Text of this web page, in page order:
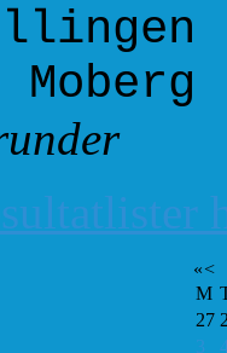
«<
M
27
3